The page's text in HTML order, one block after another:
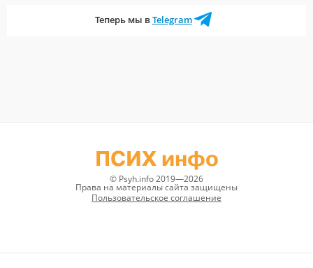
Теперь мы вTelegram
ПСИХ инфо
© Psyh.info 2019—2026
Права на материалы сайта защищены
Пользовательское соглашение